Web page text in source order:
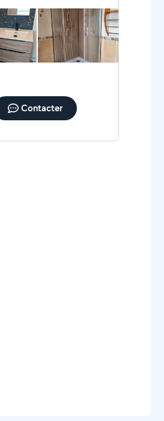
Contacter